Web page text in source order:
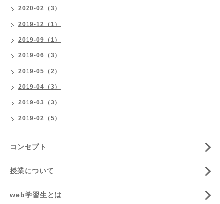
2020-02（3）
2019-12（1）
2019-09（1）
2019-06（3）
2019-05（2）
2019-04（3）
2019-03（3）
2019-02（5）
コンセプト
授業について
web学習生とは